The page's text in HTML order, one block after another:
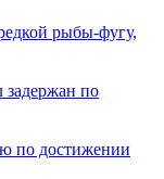
рыбы-фугу,
задержан по
по достижении